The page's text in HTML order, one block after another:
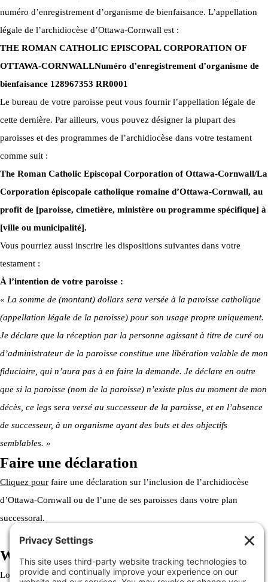
numéro d’enregistrement d’organisme de bienfaisance. L’appellation
légale de l’archidiocèse d’Ottawa-Cornwall est :
THE ROMAN CATHOLIC EPISCOPAL CORPORATION OF
OTTAWA-CORNWALLNuméro d’enregistrement d’organisme de
bienfaisance 128967353 RR0001
Le bureau de votre paroisse peut vous fournir l’appellation légale de
cette dernière. Par ailleurs, vous pouvez désigner la plupart des
paroisses et des programmes de l’archidiocèse dans votre testament
comme suit :
The Roman Catholic Episcopal Corporation of Ottawa-Cornwall/La
Corporation épiscopale catholique romaine d’Ottawa-Cornwall, au
profit de [paroisse, cimetière, ministère ou programme spécifique] à
[ville ou municipalité].
Vous pourriez aussi inscrire les dispositions suivantes dans votre
testament :
À l’intention de votre paroisse :
« La somme de (montant) dollars sera versée à la paroisse catholique
(appellation légale de la paroisse) pour son usage propre uniquement.
Je déclare que la réception par la personne agissant à titre de curé ou
d’administrateur de la paroisse constitue une libération valable de mon
fiduciaire, qui n’aura pas à en faire la demande. Je déclare en outre
que si la paroisse (nom de la paroisse) n’existe plus au moment de mon
décès, ce legs sera versé au successeur de la paroisse, et en l’absence
de successeur, à un organisme ayant des buts et des objectifs
semblables. »
Faire une déclaration
Cliquez pour faire une déclaration sur l’inclusion de l’archidiocèse
d’Ottawa-Cornwall ou de l’une de ses paroisses dans votre plan
successoral.
Welcome to the Archdiocese
Lorem ipsum dolor sit amet, consectetur adipiscing elit. Ut elit tellus,